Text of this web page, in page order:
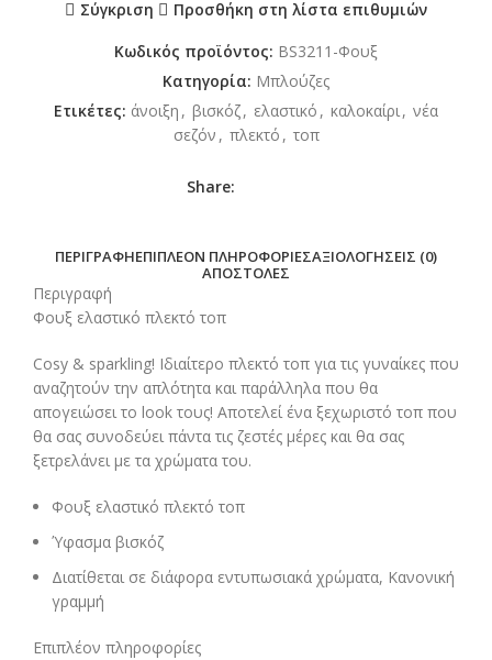
Σύγκριση Προσθήκη στη λίστα επιθυμιών
Κωδικός προϊόντος: BS3211-Φουξ
Κατηγορία: Μπλούζες
Ετικέτες: άνοιξη , βισκόζ, ελαστικό , καλοκαίρι, νέα
σεζόν , πλεκτό , τοπ
Share:
ΠΕΡΙΓΡΑΦΉΕΠΙΠΛΈΟΝ ΠΛΗΡΟΦΟΡΊΕΣΑΞΙΟΛΟΓΉΣΕΙΣ (0)
ΑΠΟΣΤΟΛΈΣ
Περιγραφή
Φουξ ελαστικό πλεκτό τοπ
Cosy & sparkling! Ιδιαίτερο πλεκτό τοπ για τις γυναίκες που
αναζητούν την απλότητα και παράλληλα που θα
απογειώσει το look τους! Αποτελεί ένα ξεχωριστό τοπ που
θα σας συνοδεύει πάντα τις ζεστές μέρες και θα σας
ξετρελάνει με τα χρώματα του.
Φουξ ελαστικό πλεκτό τοπ
Ύφασμα βισκόζ
Διατίθεται σε διάφορα εντυπωσιακά χρώματα, Κανονική
γραμμή
Επιπλέον πληροφορίες